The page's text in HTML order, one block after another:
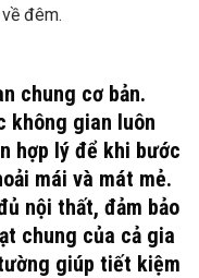
đêm.
chung cơ bản.
không gian luôn
hợp lý để khi bước
mái và mát mẻ.
nội thất, đảm bảo
chung của cả gia
giúp tiết kiệm